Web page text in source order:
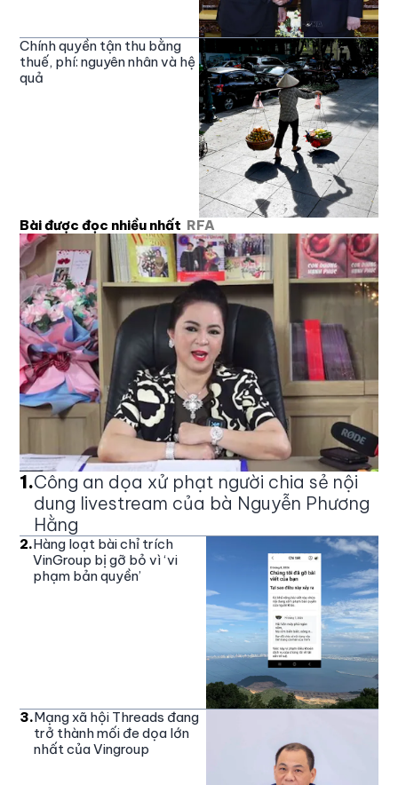
Chính quyền tận thu bằng
thuế, phí: nguyên nhân và hệ
quả
Bài được đọc nhiều nhất RFA
1.Công an dọa xử phạt người chia sẻ nội
dung livestream của bà Nguyễn Phương
Hằng
2.Hàng loạt bài chỉ trích
VinGroup bị gỡ bỏ vì ‘vi
phạm bản quyền’
3.Mạng xã hội Threads đang
trở thành mối đe dọa lớn
nhất của Vingroup